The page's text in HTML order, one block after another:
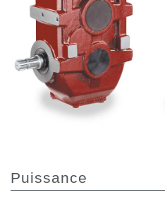
Circuits hydrauliques intégrés
Distributeurs
Valves à cartouche
Limiteur de pression en ligne
Servocommandes
Composants électroniques
Échange thermique
Puissance